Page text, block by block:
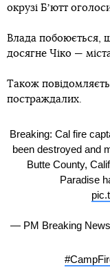
окрузі Бʼютт
Влада побоюється,
досягне Чіко —
Також
постраждалих.
Breaking: Cal fire
been destroyed and
Butte County,
Paradise
— PM Breaking